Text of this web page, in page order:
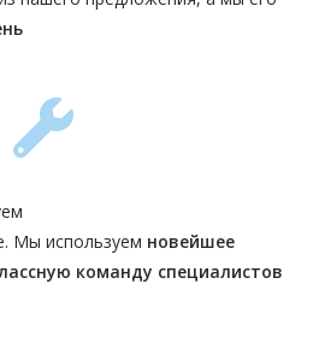
Мы используем новейшее
команду специалистов